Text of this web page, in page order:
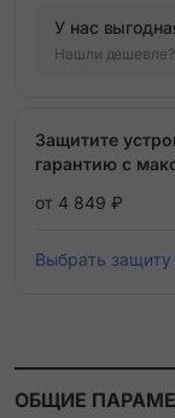
У нас
Нашли
Защитите
гарантию с
от 4 849 ₽
Выбрать защиту
ОБЩИЕ